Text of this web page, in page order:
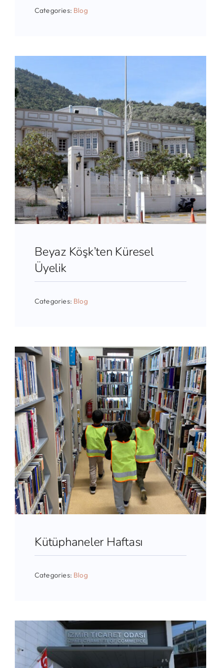
Categories: Blog
Beyaz Köşk’ten Küresel
Üyelik
Categories: Blog
Kütüphaneler Haftası
Categories: Blog